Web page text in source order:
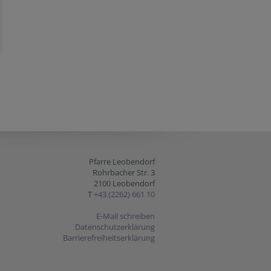
Pfarre Leobendorf
Rohrbacher Str. 3
2100 Leobendorf
T +43 (2262) 661 10
E-Mail schreiben
Datenschutzerklärung
Barrierefreiheitserklärung